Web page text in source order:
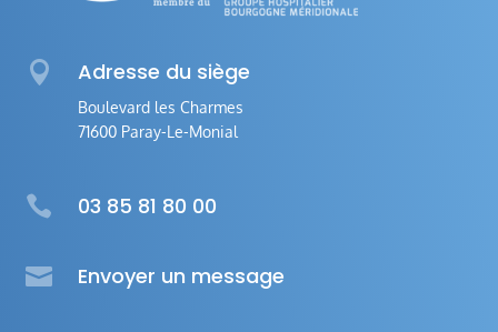
 Adresse du siège
Boulevard les Charmes
71600 Paray-Le-Monial
 03 85 81 80 00
 Envoyer un message